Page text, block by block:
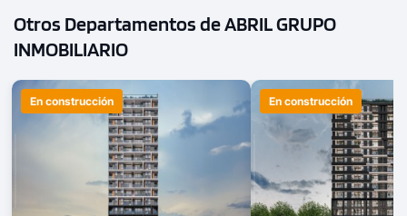
Otros Departamentos de ABRIL GRUPO
INMOBILIARIO
En construcción En construcción